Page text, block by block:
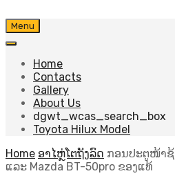
Skip
to
Menu
Home
Contacts
Gallery
About Us
dgwt_wcas_search_box
Toyota Hilux Model
Home ອາໄຫຼ່ໂຕຖັງລົດ ກອນປະຕູໜ້າຊ້
ແລະ Mazda BT-50pro ຂອງແທ້